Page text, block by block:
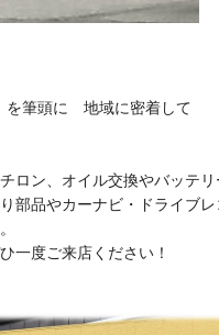
いただきありがとうございます(^^)/
スタッフ日記
のタイヤ交換(^^♪
スタッフ日記
筆頭に 地域に密着して
ロン、オイル交換やバッテ
部品やカーナビ・ドライブ
一度ご来店ください！